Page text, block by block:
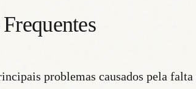
problemas causados pela falta